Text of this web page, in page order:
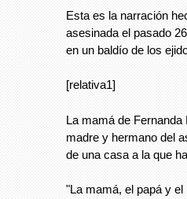
Esta es la narración
asesinada el pasado
en un baldío de los
[relativa1]
La mamá de
madre y hermano del
de una casa a la que
"La mamá, el papá y